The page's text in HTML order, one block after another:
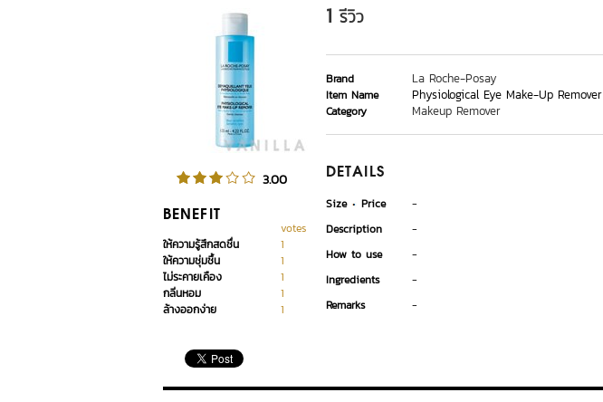
3.00
BENEFIT
votes
ให้ความรู้สึกสดชื่น
1
ให้ความชุ่มชื้น
1
ไม่ระคายเคือง
1
กลิ่นหอม
1
ล้างออกง่าย
1
1 รีวิว
Brand La Roche-Posay
Item Name Physiological Eye Make-Up Remover
Category Makeup Remover
DETAILS
Size Price
-
Description
-
How to use
-
Ingredients
-
Remarks
-